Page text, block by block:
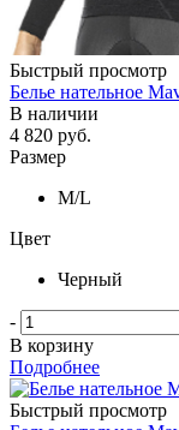
Быстрый просмотр
Белье нательное
В наличии
4 820 руб.
Размер
M/L
Цвет
Черный
-
В корзину
Подробнее
Быстрый просмотр